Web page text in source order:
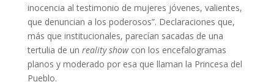
inocencia al testimonio de mujeres jóvenes, valientes,
que denuncian a los poderosos”. Declaraciones que,
más que institucionales, parecían sacadas de una
tertulia de un reality showcon los encefalogramas
planos y moderado por esa que llaman la Princesa del
Pueblo.